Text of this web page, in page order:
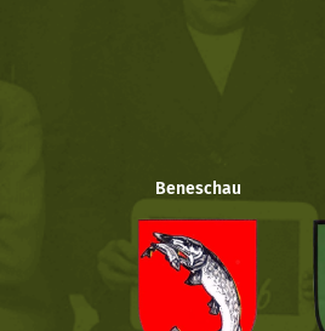
Beneschau